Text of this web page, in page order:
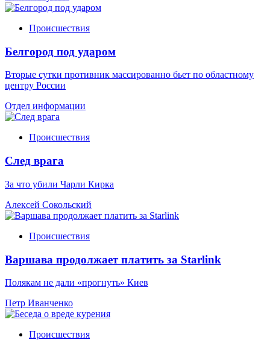
Происшествия
Белгород под ударом
Вторые сутки противник массированно бьет по областному
центру России
Отдел информации
Происшествия
След врага
За что убили Чарли Кирка
Алексей Сокольский
Происшествия
Варшава продолжает платить за Starlink
Полякам не дали «прогнуть» Киев
Петр Иванченко
Происшествия